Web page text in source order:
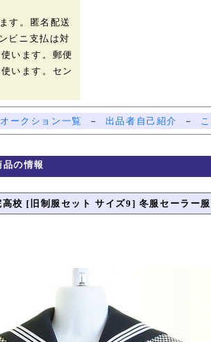
す。匿名配送
ビニ支払は対
います。郵便
います。セン
ークション一覧 － 出品者自己紹介 －
品の情報
校 [旧制服セット サイズ9] 冬服セーラー